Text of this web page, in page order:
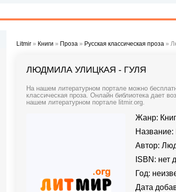
Litmir » Книги » Проза » Русская классическая проза »
ЛЮДМИЛА УЛИЦКАЯ - ГУЛЯ
На нашем литературном портале можно
классическая проза. Онлайн библиотека дает
нашем литературном портале litmir.org.
Жанр:
Название:
Автор:
ISBN: нет
Год:
Дата